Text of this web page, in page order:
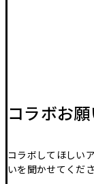
コラボお願
コラボしてほしい
いを聞かせてくださ